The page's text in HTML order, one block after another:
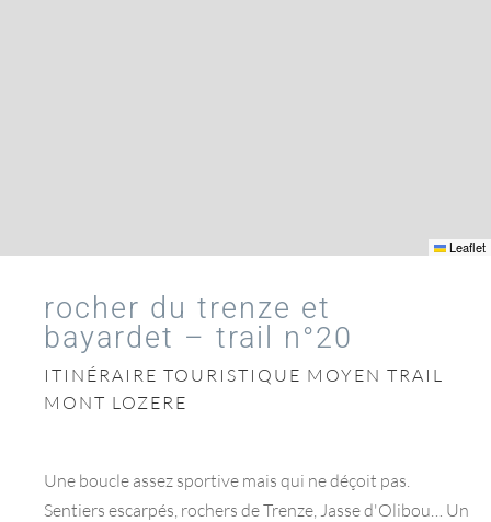
Leaflet
rocher du trenze et
bayardet – trail n°20
ITINÉRAIRE TOURISTIQUE MOYEN TRAIL
MONT LOZERE
Une boucle assez sportive mais qui ne déçoit pas.
Sentiers escarpés, rochers de Trenze, Jasse d'Olibou… Un